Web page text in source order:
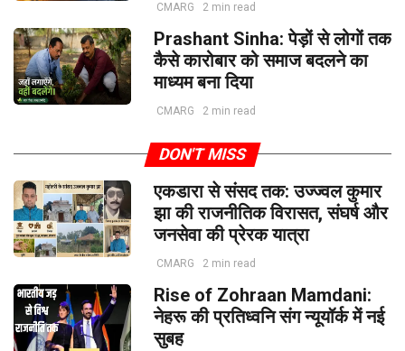
CMARG 2 min read
Prashant Sinha: पेड़ों से लोगों तक
कैसे कारोबार को समाज बदलने का
माध्यम बना दिया
CMARG 2 min read
DON'T MISS
एकडारा से संसद तक: उज्ज्वल कुमार
झा की राजनीतिक विरासत, संघर्ष और
जनसेवा की प्रेरक यात्रा
CMARG 2 min read
Rise of Zohraan Mamdani:
नेहरू की प्रतिध्वनि संग न्यूयॉर्क में नई
सुबह